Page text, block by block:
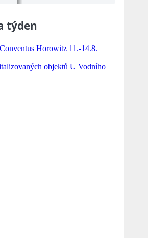
týden
Horowitz 11.-14.8.
objektů U Vodního